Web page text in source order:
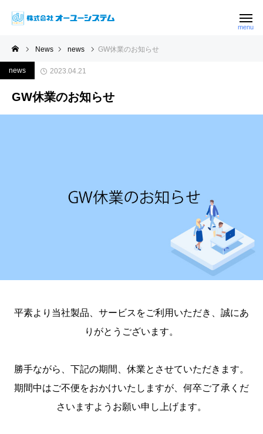
News news GW休業のお知らせ
news 2023.04.21
GW休業のお知らせ
平素より当社製品、サービスをご利用いただき、誠にあ
りがとうございます。
勝手ながら、下記の期間、休業とさせていただきます。
期間中はご不便をおかけいたしますが、何卒ご了承くだ
さいますようお願い申し上げます。